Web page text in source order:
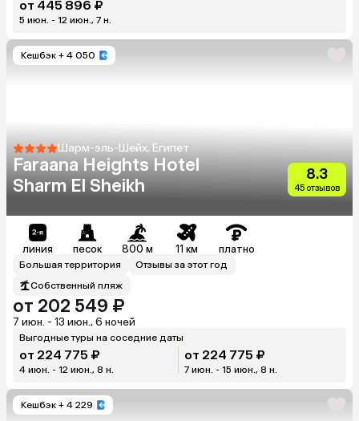
от 445 896 ₽
5 июн. - 12 июн., 7 н.
Кешбэк + 4 050
Шарм-эль-Шейх, Египет
Faraana Heights Hotel
Sharm El Sheikh
8.3
45 отзывов
линия песок 800 м 11 км платно
Большая территория
Отзывы за этот год
Собственный пляж
от 202 549 ₽
7 июн. - 13 июн., 6 ночей
Выгодные туры на соседние даты
от 224 775 ₽
4 июн. - 12 июн., 8 н.
от 224 775 ₽
7 июн. - 15 июн., 8 н.
Кешбэк + 4 229